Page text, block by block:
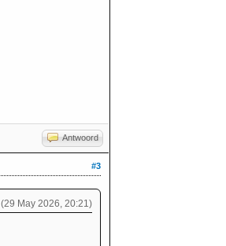
Antwoord
#3
(29 May 2026, 20:21)